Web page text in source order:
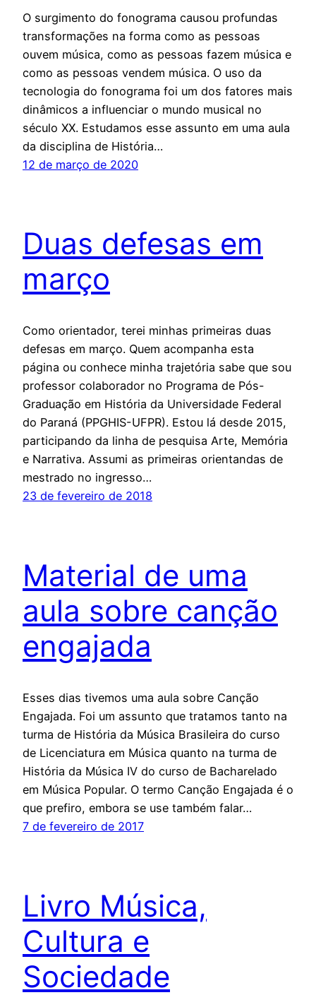
O surgimento do fonograma causou profundas
transformações na forma como as pessoas
ouvem música, como as pessoas fazem música e
como as pessoas vendem música. O uso da
tecnologia do fonograma foi um dos fatores mais
dinâmicos a influenciar o mundo musical no
século XX. Estudamos esse assunto em uma aula
da disciplina de História…
12 de março de 2020
Duas defesas em
março
Como orientador, terei minhas primeiras duas
defesas em março. Quem acompanha esta
página ou conhece minha trajetória sabe que sou
professor colaborador no Programa de Pós-
Graduação em História da Universidade Federal
do Paraná (PPGHIS-UFPR). Estou lá desde 2015,
participando da linha de pesquisa Arte, Memória
e Narrativa. Assumi as primeiras orientandas de
mestrado no ingresso…
23 de fevereiro de 2018
Material de uma
aula sobre canção
engajada
Esses dias tivemos uma aula sobre Canção
Engajada. Foi um assunto que tratamos tanto na
turma de História da Música Brasileira do curso
de Licenciatura em Música quanto na turma de
História da Música IV do curso de Bacharelado
em Música Popular. O termo Canção Engajada é o
que prefiro, embora se use também falar…
7 de fevereiro de 2017
Livro Música,
Cultura e
Sociedade